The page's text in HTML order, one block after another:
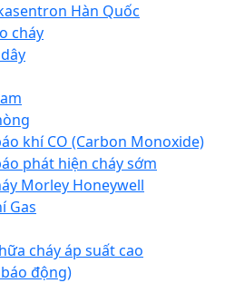
Hàn Quốc
cháy
khí CO (Carbon Monoxide)
phát hiện cháy sớm
Morley Honeywell
Gas
cháy áp suất cao
động)